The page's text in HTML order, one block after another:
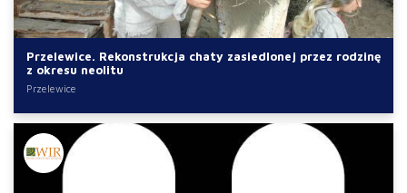
Przelewice. Rekonstrukcja chaty zasiedlonej przez rodzinę
z okresu neolitu
Przelewice